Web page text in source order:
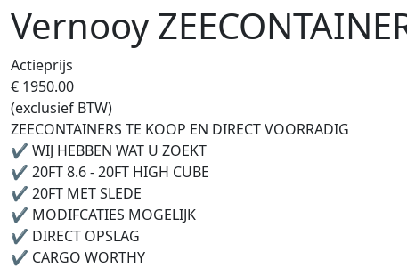
Vernooy
Actieprijs
€ 1950.00
(exclusief BTW)
ZEECONTAINERS TE KOOP EN DIRECT VOORRADIG
✔ WIJ HEBBEN WAT U ZOEKT
✔ 20FT 8.6 - 20FT HIGH CUBE
✔ 20FT MET SLEDE
✔ MODIFCATIES MOGELIJK
✔ DIRECT OPSLAG
✔ CARGO WORTHY